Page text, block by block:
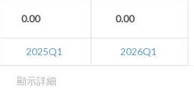
顯示詳細
0.00 0.00
2025Q1 2026Q1